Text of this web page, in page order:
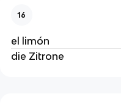
16
el limón
die Zitrone